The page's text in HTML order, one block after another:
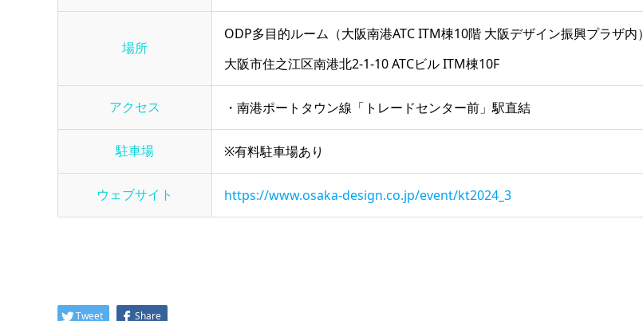
場所
ODP多目的ルーム（大阪南港ATC ITM棟10階 大阪デザイン振興プラザ内）
大阪市住之江区南港北2-1-10 ATCビル ITM棟10F
アクセス ・南港ポートタウン線「トレードセンター前」駅直結
駐車場 ※有料駐車場あり
ウェブサイト https://www.osaka-design.co.jp/event/kt2024_3
Tweet Share